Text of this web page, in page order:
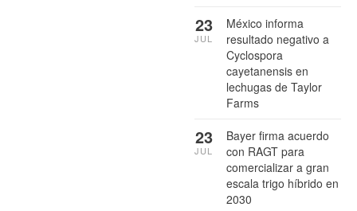
México informa
resultado negativo a
Cyclospora
cayetanensis en
lechugas de Taylor
Farms
23
JUL
Bayer firma acuerdo
con RAGT para
comercializar a gran
escala trigo híbrido en
2030
23
JUL